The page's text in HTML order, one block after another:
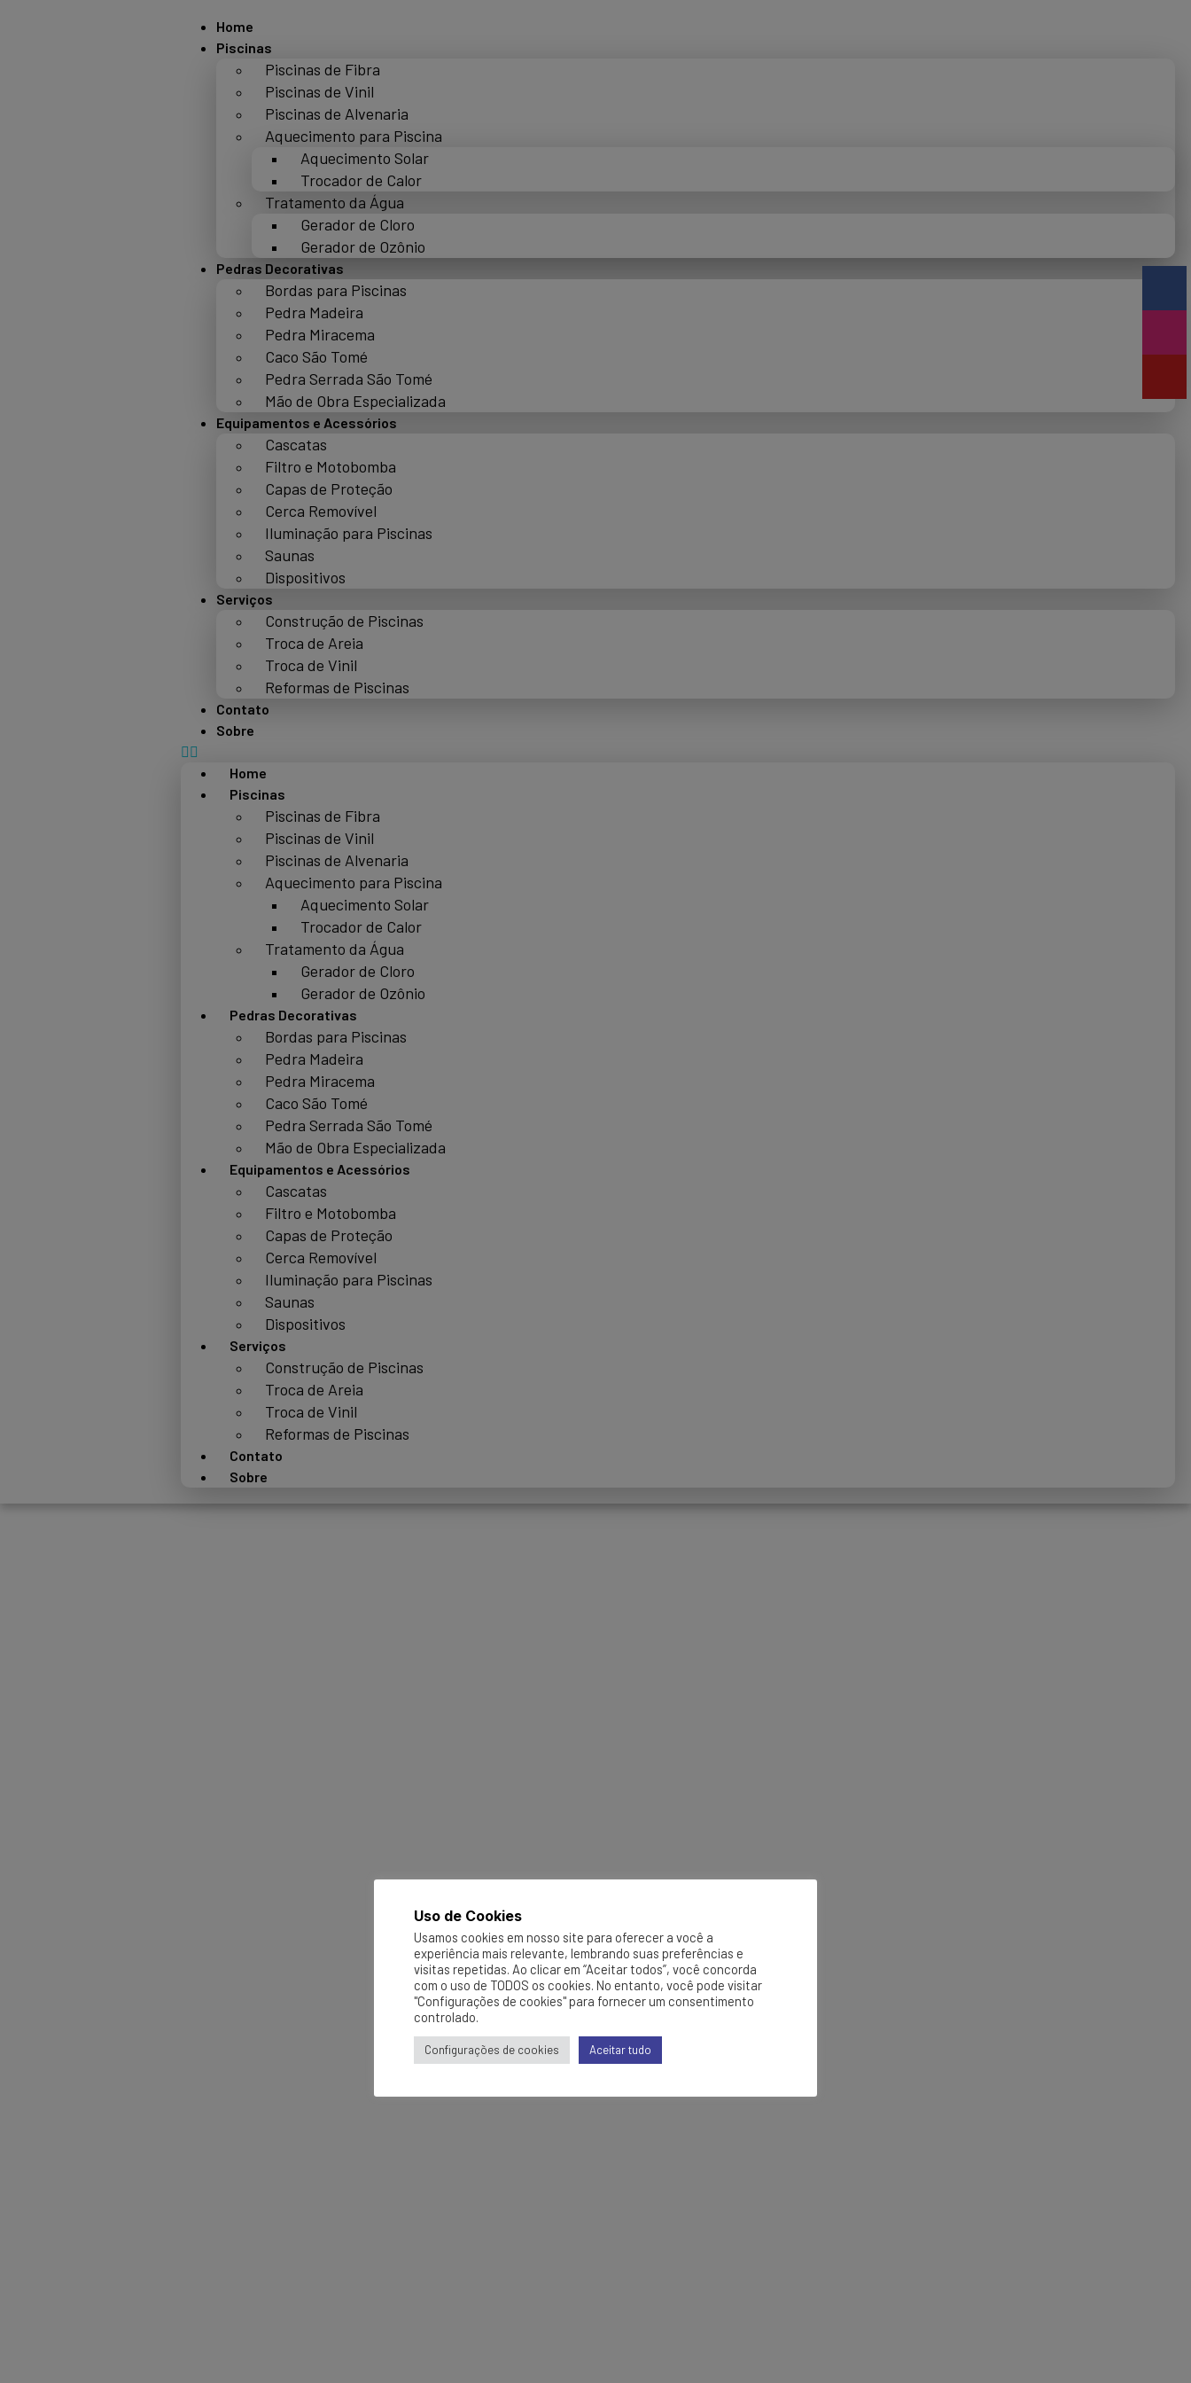
Home
Piscinas
Piscinas de Fibra
Piscinas de Vinil
Piscinas de Alvenaria
Aquecimento para Piscina
Aquecimento Solar
Trocador de Calor
Tratamento da Água
Gerador de Cloro
Gerador de Ozônio
Pedras Decorativas
Bordas para Piscinas
Pedra Madeira
Pedra Miracema
Caco São Tomé
Pedra Serrada São Tomé
Mão de Obra Especializada
Equipamentos e Acessórios
Cascatas
Filtro e Motobomba
Capas de Proteção
Cerca Removível
Iluminação para Piscinas
Saunas
Dispositivos
Serviços
Construção de Piscinas
Troca de Areia
Troca de Vinil
Reformas de Piscinas
Contato
Sobre
Home
Piscinas
Piscinas de Fibra
Piscinas de Vinil
Piscinas de Alvenaria
Aquecimento para Piscina
Aquecimento Solar
Trocador de Calor
Tratamento da Água
Gerador de Cloro
Gerador de Ozônio
Pedras Decorativas
Bordas para Piscinas
Pedra Madeira
Pedra Miracema
Caco São Tomé
Pedra Serrada São Tomé
Mão de Obra Especializada
Equipamentos e Acessórios
Cascatas
Filtro e Motobomba
Capas de Proteção
Cerca Removível
Iluminação para Piscinas
Saunas
Dispositivos
Serviços
Construção de Piscinas
Troca de Areia
Troca de Vinil
Reformas de Piscinas
Contato
Sobre
Uso de Cookies
Usamos cookies em nosso site para oferecer a você a
experiência mais relevante, lembrando suas preferências e
visitas repetidas. Ao clicar em “Aceitar todos”, você concorda
com o uso de TODOS os cookies. No entanto, você pode visitar
"Configurações de cookies" para fornecer um consentimento
controlado.
Configurações de cookies Aceitar tudo